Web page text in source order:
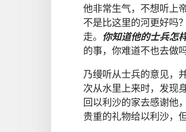
他非常生气， 不想听上
不是比这里的河更好吗？
走。 你知道他的士兵怎
的事， 你难道不也去做
乃缦听从士兵的意见，
次从水里上来时， 发现
回以利沙的家去感谢他，
贵重的礼物给以利沙，